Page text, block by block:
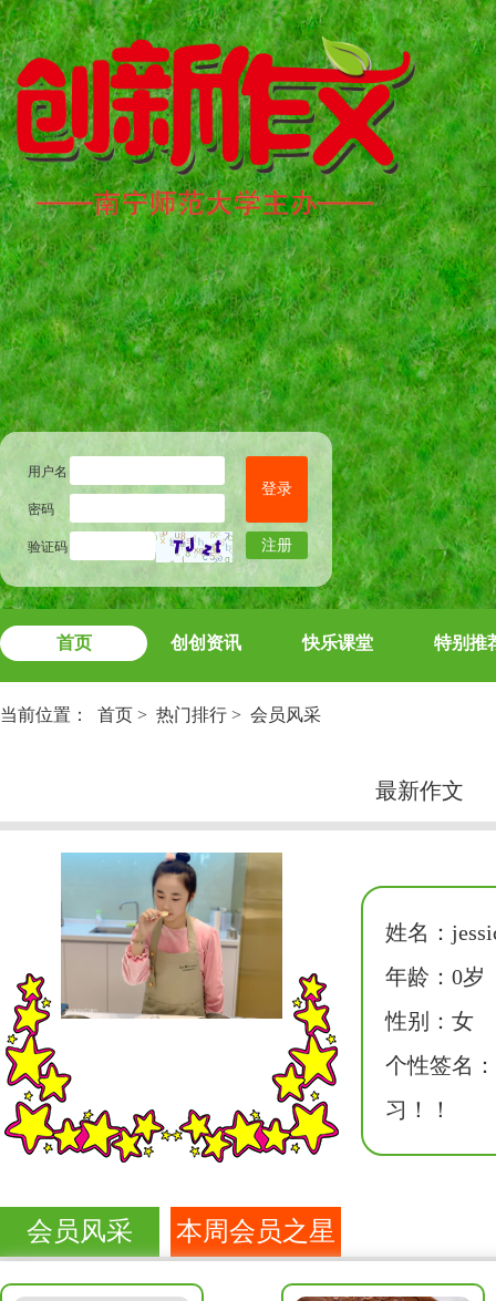
用户名
密码
验证码
登录
注册
首页 创创资讯 快乐课堂 特别推
当前位置： 首页 > 热门排行 > 会员风采
最新作文
姓名：
年龄：0岁
性别：女
个性签名
习！！
会员风采 本周会员之星